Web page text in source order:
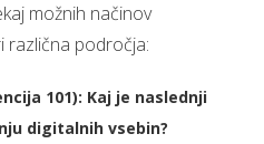
možnih načinov
različna področja:
101): Kaj je naslednji
digitalnih vsebin?